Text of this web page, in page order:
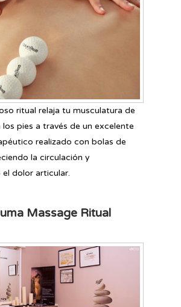
ritual relaja tu musculatura de
los pies a través de un excelente
realizado con bolas de
la circulación y
dolor articular.
Massage Ritual